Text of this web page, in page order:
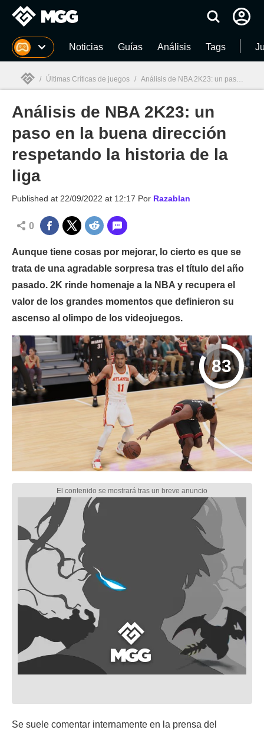
MGG Noticias Guías Análisis Tags
MGG
/ Últimas Críticas de juegos / Análisis de NBA 2K23: un paso en la buena dirección respetando la historia de la liga
Análisis de NBA 2K23: un
paso en la buena dirección
respetando la historia de la
liga
Published at 22/09/2022 at 12:17 Por Razablan
0
Aunque tiene cosas por mejorar, lo cierto es que se
trata de una agradable sorpresa tras el título del año
pasado. 2K rinde homenaje a la NBA y recupera el
valor de los grandes momentos que definieron su
ascenso al olimpo de los videojuegos.
83
Se suele comentar internamente en la prensa del